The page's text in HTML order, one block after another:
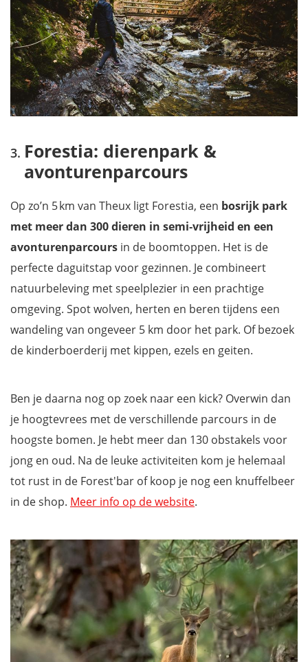
Forestia: dierenpark &
avonturenparcours
Op zo’n 5 km van Theux ligt Forestia, een bosrijk park
met meer dan 300 dieren in semi‑vrijheid en een
avonturenparcours in de boomtoppen. Het is de
perfecte daguitstap voor gezinnen. Je combineert
natuurbeleving met speelplezier in een prachtige
omgeving. Spot wolven, herten en beren tijdens een
wandeling van ongeveer 5 km door het park. Of bezoek
de kinderboerderij met kippen, ezels en geiten.
Ben je daarna nog op zoek naar een kick? Overwin dan
je hoogtevrees met de verschillende parcours in de
hoogste bomen. Je hebt meer dan 130 obstakels voor
jong en oud. Na de leuke activiteiten kom je helemaal
tot rust in de Forest'bar of koop je nog een knuffelbeer
in de shop. Meer info op de website.